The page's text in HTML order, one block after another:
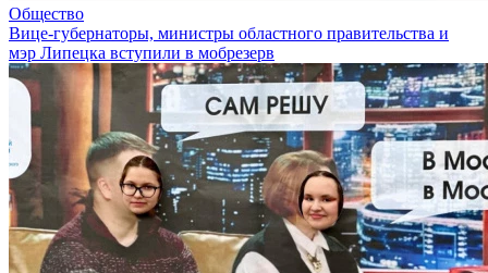
Общество
Вице-губернаторы, министры областного правительства и
мэр Липецка вступили в мобрезерв